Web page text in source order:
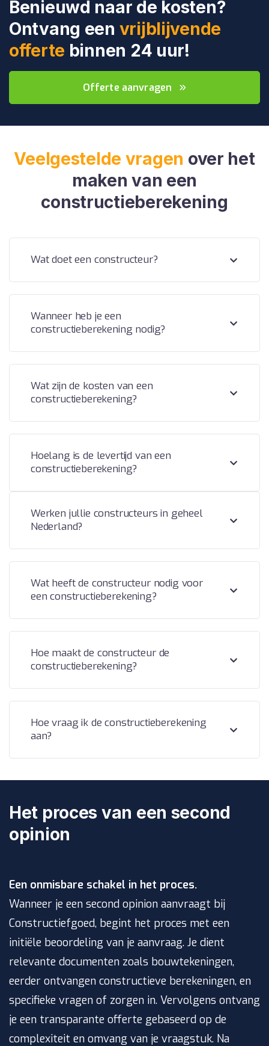
Benieuwd naar de kosten?
Ontvang een vrijblijvende
offerte binnen 24 uur!
Offerte aanvragen
Veelgestelde vragen over het
maken van een
constructieberekening
Wat doet een constructeur?
Wanneer heb je een
constructieberekening nodig?
Wat zijn de kosten van een
constructieberekening?
Hoelang is de levertijd van een
constructieberekening?
Werken jullie constructeurs in geheel
Nederland?
Wat heeft de constructeur nodig voor
een constructieberekening?
Hoe maakt de constructeur de
constructieberekening?
Hoe vraag ik de constructieberekening
aan?
Het proces van een second
opinion
Een onmisbare schakel in het proces.
Wanneer je een second opinion aanvraagt bij
Constructiefgoed, begint het proces met een
initiële beoordeling van je aanvraag. Je dient
relevante documenten zoals bouwtekeningen,
eerder ontvangen constructieve berekeningen, en
specifieke vragen of zorgen in. Vervolgens ontvang
je een transparante offerte gebaseerd op de
complexiteit en omvang van je vraagstuk. Na